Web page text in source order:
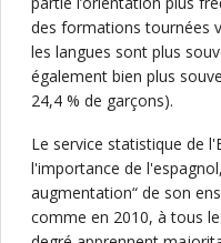
des formations tournées
les langues sont plus
également bien plus
24,4 % de garçons).
Le service statistique de
l'importance de
augmentation“ de son
comme en 2010, à tous